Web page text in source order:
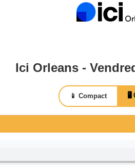
Ici Orleans -
📱 Compact 🖥️